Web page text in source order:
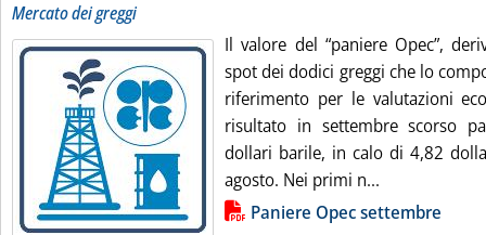
Mercato dei greggi
Il valore del “paniere Opec”,
spot dei dodici greggi che lo
riferimento per le valutazioni
risultato in settembre scorso
dollari barile, in calo di 4,82
agosto. Nei primi n...
Lista allegati PDF alla notiziaPaniere Opec settembre